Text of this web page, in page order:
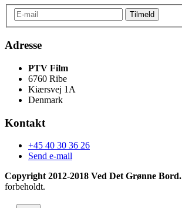
Adresse
PTV Film
6760 Ribe
Kiærsvej 1A
Denmark
Kontakt
+45 40 30 36 26
Send e-mail
Copyright 2012-2018 Ved Det Grønne Bord.
forbeholdt.